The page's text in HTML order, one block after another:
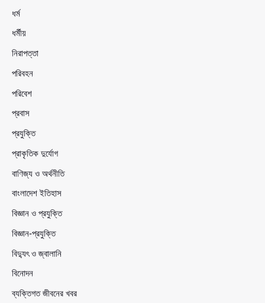
ধর্ম
ধর্মীয়
নিরাপত্তা
পরিবহন
পরিবেশ
প্রবাস
প্রযুক্তি
প্রাকৃতিক দুর্যোগ
বাণিজ্য ও অর্থনীতি
বাংলাদেশ ইতিহাস
বিজ্ঞান ও প্রযুক্তি
বিজ্ঞান-প্রযুক্তি
বিদ্যুৎ ও জ্বালানি
বিনোদন
ব্যক্তিগত জীবনের খবর